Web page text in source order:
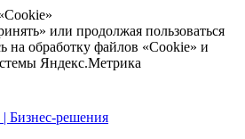
или продолжая пользоваться
на обработку файлов «Cookie» и
Яндекс.Метрика
Бизнес-решения